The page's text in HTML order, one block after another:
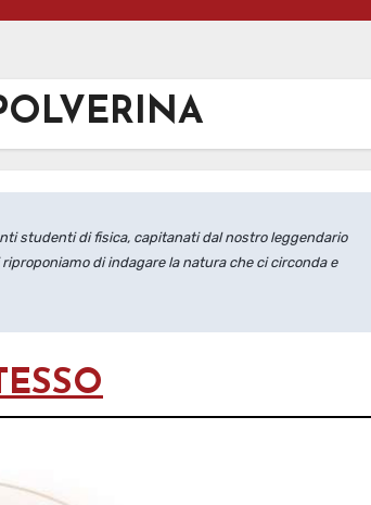
studenti di fisica, capitanati dal nostro leggendario
di indagare la natura che ci circonda e